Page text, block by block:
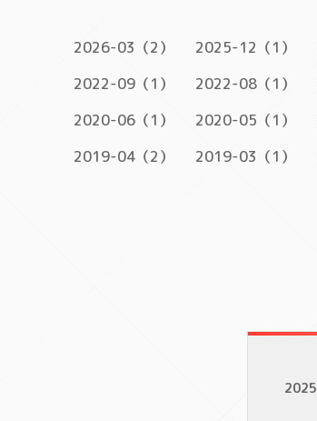
2026-03（2） 2025-12（1）
2022-09（1）
2022-08（1）
2020-06（1）
2020-05（1）
2019-04（2）
2019-03（1）
2025